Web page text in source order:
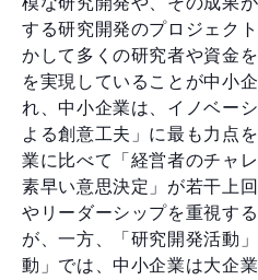
する研究開発のプロジェク
かして多くの研究者や資金
を実現していることが中小
れ、中小企業は、イノベー
よる創意工夫」に最も力点
業に比べて「経営者のチャ
素早い意思決定」が若干上
やリーダーシップを重視す
が、一方、「研究開発活動
動」では、中小企業は大企